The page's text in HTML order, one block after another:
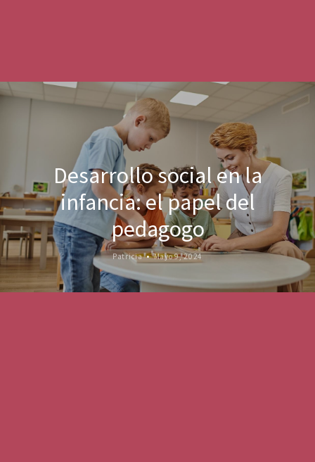
Desarrollo social en la
infancia: el papel del
pedagogo
Patricia Mayo 9, 2024